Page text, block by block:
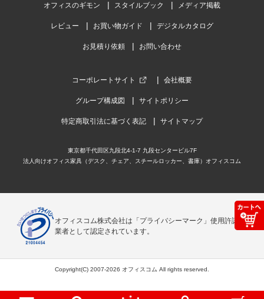
オフィスのギモン スタイルブック メディア掲載
レビュー お買い物ガイド デジタルカタログ
お見積り依頼 お問い合わせ
コーポレートサイト 会社概要
グループ構成図 サイトポリシー
特定商取引法に基づく表記 サイトマップ
東京都千代田区九段北4-1-7 九段センタービル7F
法人向けオフィス家具（デスク、チェア、スチールロッカー、書庫）オフィスコム
オフィスコム株式会社は「プライバシーマーク」使用許諾事
業者として認定されています。
Copyright(C) 2007-2026 オフィスコム All rights reserved.